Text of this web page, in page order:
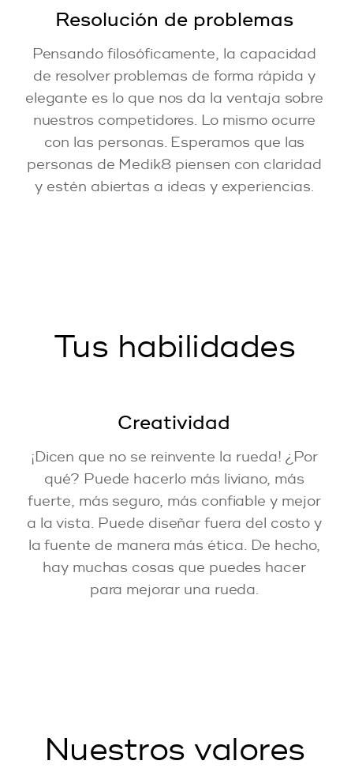
Resolución de problemas
Pensando filosóficamente, la capacidad
de resolver problemas de forma rápida y
elegante es lo que nos da la ventaja sobre
nuestros competidores. Lo mismo ocurre
con las personas. Esperamos que las
personas de Medik8 piensen con claridad
y estén abiertas a ideas y experiencias.
Tus habilidades
Creatividad
¡Dicen que no se reinvente la rueda! ¿Por
qué? Puede hacerlo más liviano, más
fuerte, más seguro, más confiable y mejor
a la vista. Puede diseñar fuera del costo y
la fuente de manera más ética. De hecho,
hay muchas cosas que puedes hacer
para mejorar una rueda.
Nuestros valores